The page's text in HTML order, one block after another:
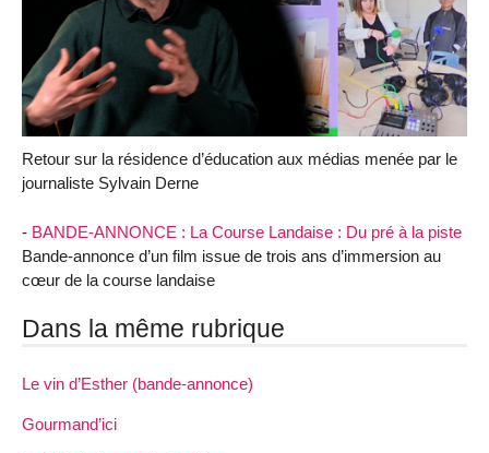
Retour sur la résidence d’éducation aux médias menée par le
journaliste Sylvain Derne
- BANDE-ANNONCE : La Course Landaise : Du pré à la piste
Bande-annonce d’un film issue de trois ans d’immersion au
cœur de la course landaise
Dans la même rubrique
Le vin d’Esther (bande-annonce)
Gourmand’ici